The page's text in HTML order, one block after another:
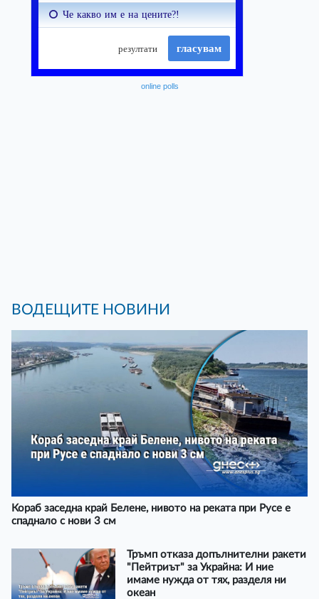
online polls
ВОДЕЩИТЕ НОВИНИ
Кораб заседна край Белене, нивото на реката при Русе е
спаднало с нови 3 см
Тръмп отказа допълнителни ракети
"Пейтриът" за Украйна: И ние
имаме нужда от тях, разделя ни
океан